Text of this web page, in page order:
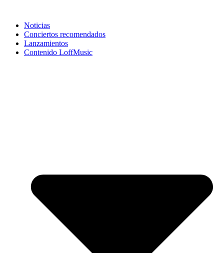
Noticias
Conciertos recomendados
Lanzamientos
Contenido LoffMusic